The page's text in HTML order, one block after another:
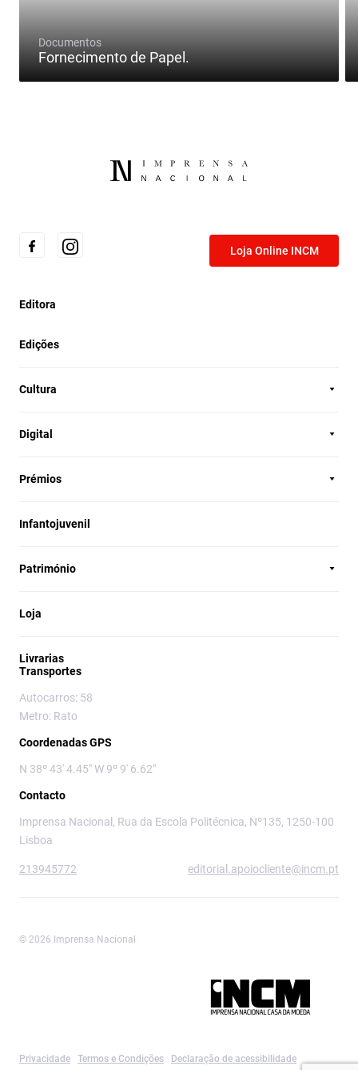
Documentos
Fornecimento de Papel.
Loja Online INCM
Editora
Edições
Cultura
Digital
Prémios
Infantojuvenil
Património
Loja
Livrarias
Transportes
Autocarros: 58
Metro: Rato
Coordenadas GPS
N 38º 43' 4.45" W 9º 9' 6.62"
Contacto
Imprensa Nacional, Rua da Escola Politécnica, Nº135, 1250-100
Lisboa
213945772 editorial.apoiocliente@incm.pt
© 2026 Imprensa Nacional
Privacidade Termos e Condições Declaração de acessibilidade